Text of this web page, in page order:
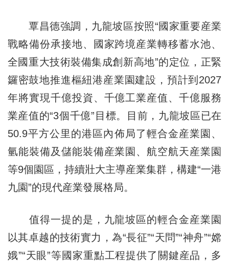
覃昌德強調，九龍坡區按照“國家重要産業
戰略備份承接地、國家跨境産業轉移蓄水池、
全國重大技術裝備集成創新高地”的定位，正緊
鑼密鼓地推進樞紐港産業園建設，預計到2027
年將實現千億投資、千億工業産值、千億服務
業産值的“3個千億”目標。目前，九龍坡區已在
50.9平方公里的港區內佈局了輕合金産業園、
氫能裝備及儲能裝備産業園、航空航天産業園
等9個園區，持續壯大主導産業集群，構建“一港
九園”的現代産業發展格局。
值得一提的是，九龍坡區的輕合金産業園
以其卓越的技術實力，為“長征”“天問”“神舟”“嫦
娥”“天眼”等國家重點工程提供了關鍵産品，多